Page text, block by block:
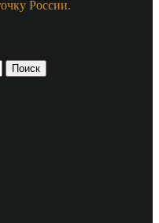
России.